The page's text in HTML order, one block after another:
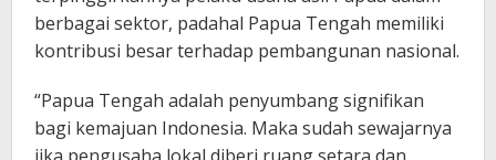
berbagai sektor, padahal Papua Tengah memiliki
kontribusi besar terhadap pembangunan nasional.
“Papua Tengah adalah penyumbang signifikan
bagi kemajuan Indonesia. Maka sudah sewajarnya
jika pengusaha lokal diberi ruang setara dan